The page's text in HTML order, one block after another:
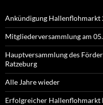
Ankündigung Hallenflohmarkt
Mitgliederversammlung am
Hauptversammlung des
Ratzeburg
Alle Jahre wieder
Erfolgreicher Hallenflohmarkt